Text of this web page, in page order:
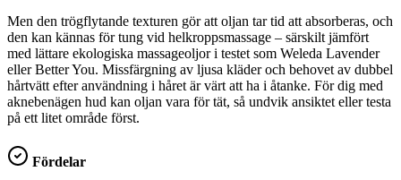
Men den trögflytande texturen gör att oljan tar tid att absorberas, och
den kan kännas för tung vid helkroppsmassage – särskilt jämfört
med lättare ekologiska massageoljor i testet som Weleda Lavender
eller Better You. Missfärgning av ljusa kläder och behovet av dubbel
hårtvätt efter användning i håret är värt att ha i åtanke. För dig med
aknebenägen hud kan oljan vara för tät, så undvik ansiktet eller testa
på ett litet område först.
Fördelar